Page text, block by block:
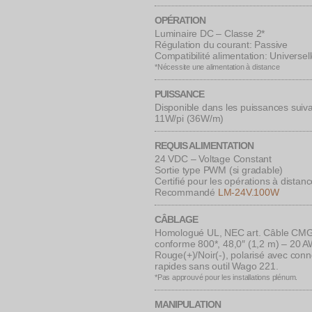
OPÉRATION
Luminaire DC – Classe 2*
Régulation du courant: Passive
Compatibilité alimentation:
*Nécessite une alimentation à distance
PUISSANCE
Disponible dans les puissances
11W/pi (36W/m)
REQUIS ALIMENTATION
24 VDC – Voltage Constant
Sortie type PWM (si gradable)
Certifié pour les opérations à
Recommandé LM-24V.100W
CÂBLAGE
Homologué UL, NEC art. Câble
conforme 800*, 48,0″ (1,2 m) – 20
Rouge(+)/Noir(-), polarisé avec
rapides sans outil Wago 221.
*Pas approuvé pour les installations plénum.
MANIPULATION